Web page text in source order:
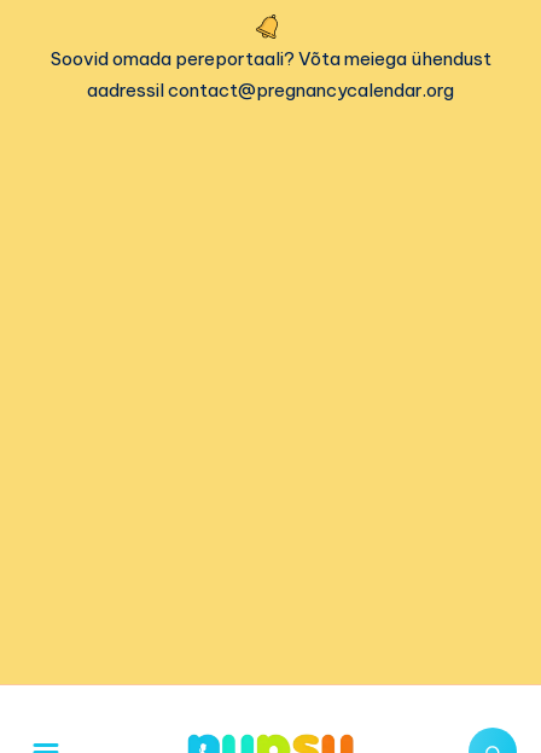
Soovid omada pereportaali? Võta meiega ühendust
aadressil contact@pregnancycalendar.org